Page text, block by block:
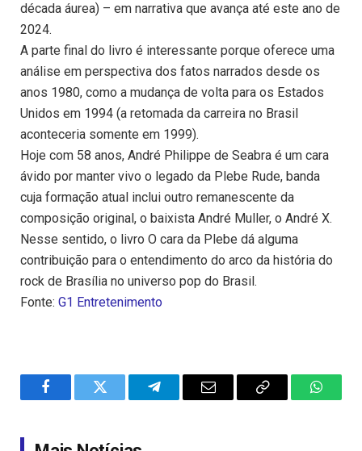
década áurea) – em narrativa que avança até este ano de
2024.
A parte final do livro é interessante porque oferece uma
análise em perspectiva dos fatos narrados desde os
anos 1980, como a mudança de volta para os Estados
Unidos em 1994 (a retomada da carreira no Brasil
aconteceria somente em 1999).
Hoje com 58 anos, André Philippe de Seabra é um cara
ávido por manter vivo o legado da Plebe Rude, banda
cuja formação atual inclui outro remanescente da
composição original, o baixista André Muller, o André X.
Nesse sentido, o livro O cara da Plebe dá alguma
contribuição para o entendimento do arco da história do
rock de Brasília no universo pop do Brasil.
Fonte: G1 Entretenimento
FacebookTwitter TelegramEmail
Copy